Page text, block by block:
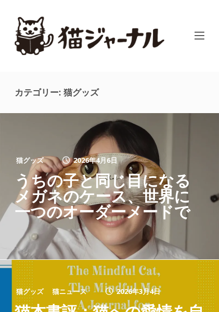
カテゴリー: 猫グッズ
猫グッズ 2026年4月6日
うちの子と同じ目になる
メガネのケース、世界に
一つのオーダーメードで
猫グッズ 猫ニュース 2026年3月4日